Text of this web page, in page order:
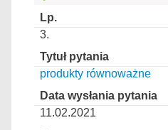
3.
produkty równoważne
11.02.2021